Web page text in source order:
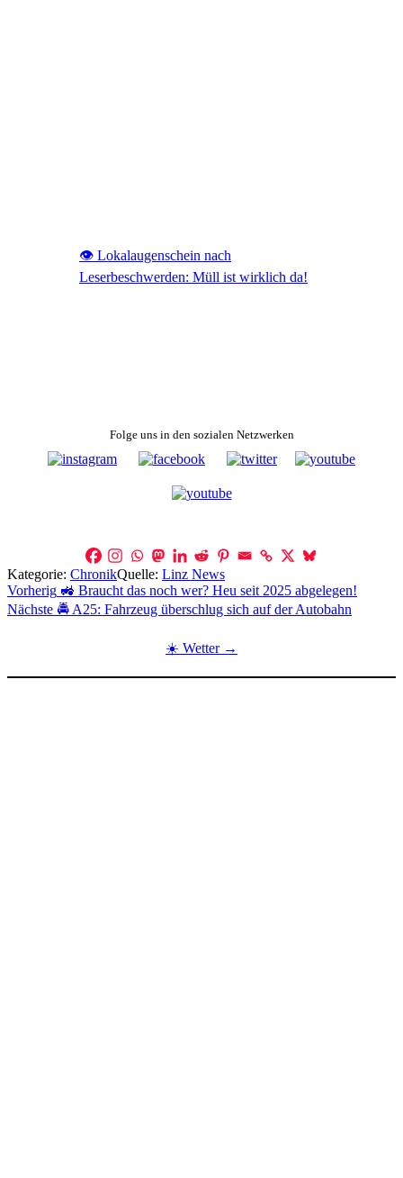
👁️ Lokalaugenschein nach
Leserbeschwerden: Müll ist wirklich da!
Folge uns in den sozialen Netzwerken
Kategorie: ChronikQuelle: Linz News
Beitragsnavigation
Vorherig 🚜 Braucht das noch wer? Heu seit 2025 abgelegen!
Nächste 🚔 A25: Fahrzeug überschlug sich auf der Autobahn
☀️ Wetter →